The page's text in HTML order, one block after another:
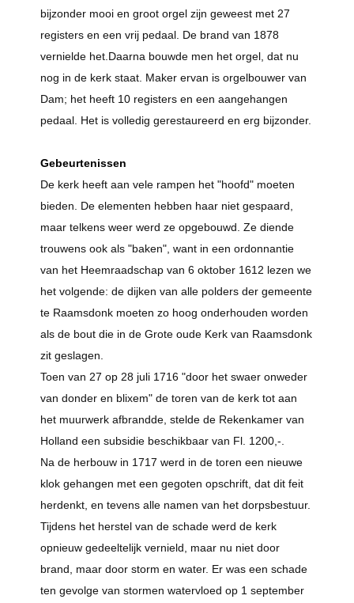
bijzonder mooi en groot orgel zijn geweest met 27
registers en een vrij pedaal. De brand van 1878
vernielde het.Daarna bouwde men het orgel, dat nu
nog in de kerk staat. Maker ervan is orgelbouwer van
Dam; het heeft 10 registers en een aangehangen
pedaal. Het is volledig gerestaureerd en erg bijzonder.
Gebeurtenissen
De kerk heeft aan vele rampen het "hoofd" moeten
bieden. De elementen hebben haar niet gespaard,
maar telkens weer werd ze opgebouwd. Ze diende
trouwens ook als "baken", want in een ordonnantie
van het Heemraadschap van 6 oktober 1612 lezen we
het volgende: de dijken van alle polders der gemeente
te Raamsdonk moeten zo hoog onderhouden worden
als de bout die in de Grote oude Kerk van Raamsdonk
zit geslagen.
Toen van 27 op 28 juli 1716 "door het swaer onweder
van donder en blixem" de toren van de kerk tot aan
het muurwerk afbrandde, stelde de Rekenkamer van
Holland een subsidie beschikbaar van Fl. 1200,-.
Na de herbouw in 1717 werd in de toren een nieuwe
klok gehangen met een gegoten opschrift, dat dit feit
herdenkt, en tevens alle namen van het dorpsbestuur.
Tijdens het herstel van de schade werd de kerk
opnieuw gedeeltelijk vernield, maar nu niet door
brand, maar door storm en water. Er was een schade
ten gevolge van stormen watervloed op 1 september